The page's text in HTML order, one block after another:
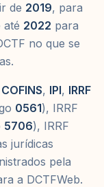
de 2019, para
até 2022 para
no que se
COFINS, IPI, IRRF
0561), IRRF
5706), IRRF
jurídicas
pela
a DCTFWeb.